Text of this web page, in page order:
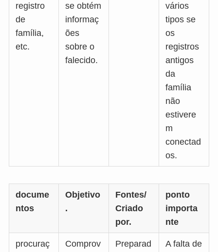
registro
de
família,
etc.
se obtém
informaç
ões
sobre o
falecido.
vários
tipos se
os
registros
antigos
da
família
não
estivere
m
conectad
os.
docume
ntos
Objetivo
.
Fontes/
Criado
por.
ponto
importa
nte
procuraç
Comprov
Preparad
A falta de